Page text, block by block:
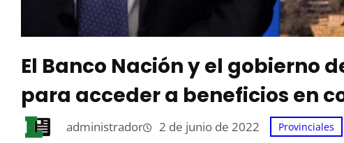
El Banco Nación y el gobierno
para acceder a beneficios en
administrador 2 de junio de 2022 Provinciales